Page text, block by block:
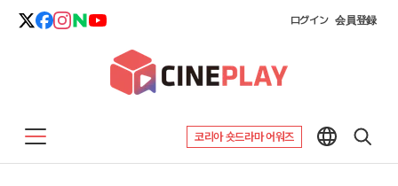
ログイン 会員登録
코리아 숏드라마 어워즈